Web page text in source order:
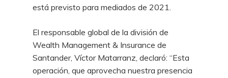
está previsto para mediados de 2021.
El responsable global de la división de
Wealth Management & Insurance de
Santander, Víctor Matarranz, declaró: “Esta
operación, que aprovecha nuestra presencia